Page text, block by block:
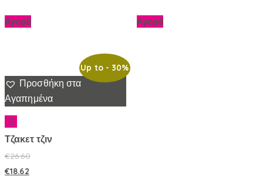
Αγορά Αγορά
Up to- 30%
Προσθήκη στα
Αγαπημένα
Τζακετ τζιν
€26.60
€18.62